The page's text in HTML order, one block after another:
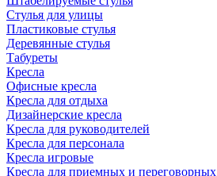
Стулья для улицы
Пластиковые стулья
Деревянные стулья
Табуреты
Кресла
Офисные кресла
Кресла для отдыха
Дизайнерские кресла
Кресла для руководителей
Кресла для персонала
Кресла игровые
Кресла для приемных и переговорных